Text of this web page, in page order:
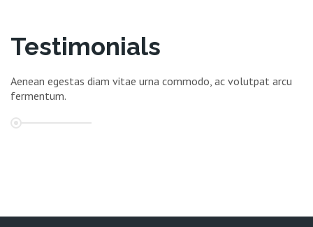
Testimonials
Aenean egestas diam vitae urna commodo, ac volutpat arcu
fermentum.